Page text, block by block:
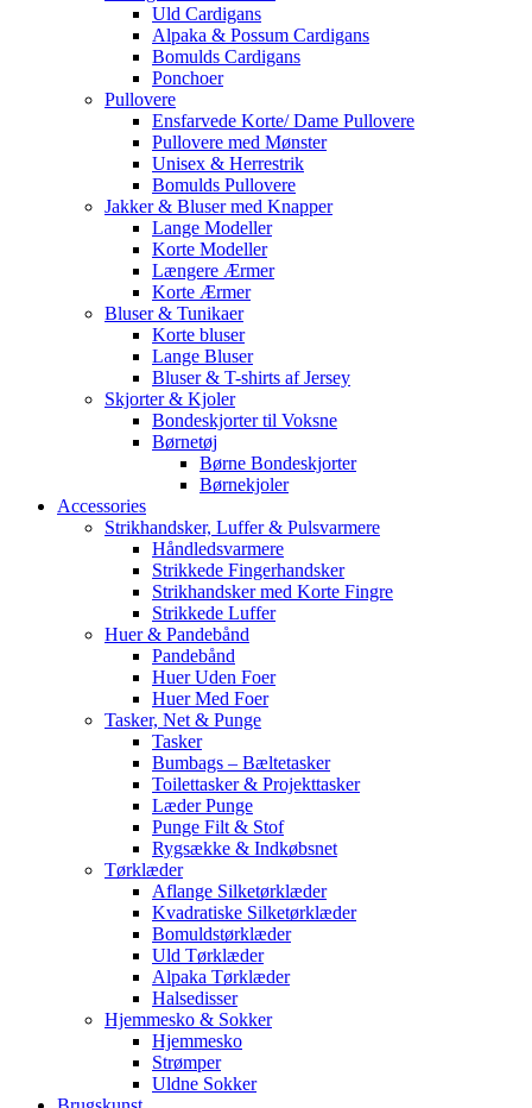
Uld Cardigans
Alpaka & Possum Cardigans
Bomulds Cardigans
Ponchoer
Pullovere
Ensfarvede Korte/ Dame Pullovere
Pullovere med Mønster
Unisex & Herrestrik
Bomulds Pullovere
Jakker & Bluser med Knapper
Lange Modeller
Korte Modeller
Længere Ærmer
Korte Ærmer
Bluser & Tunikaer
Korte bluser
Lange Bluser
Bluser & T-shirts af Jersey
Skjorter & Kjoler
Bondeskjorter til Voksne
Børnetøj
Børne Bondeskjorter
Børnekjoler
Accessories
Strikhandsker, Luffer & Pulsvarmere
Håndledsvarmere
Strikkede Fingerhandsker
Strikhandsker med Korte Fingre
Strikkede Luffer
Huer & Pandebånd
Pandebånd
Huer Uden Foer
Huer Med Foer
Tasker, Net & Punge
Tasker
Bumbags – Bæltetasker
Toilettasker & Projekttasker
Læder Punge
Punge Filt & Stof
Rygsække & Indkøbsnet
Tørklæder
Aflange Silketørklæder
Kvadratiske Silketørklæder
Bomuldstørklæder
Uld Tørklæder
Alpaka Tørklæder
Halsedisser
Hjemmesko & Sokker
Hjemmesko
Strømper
Uldne Sokker